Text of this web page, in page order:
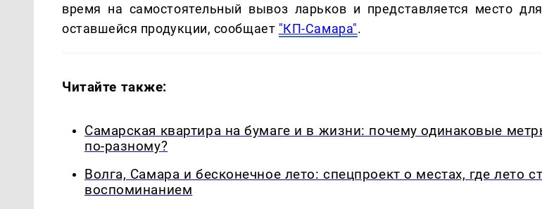
время на самостоятельный вывоз ларьков и представляется место
оставшейся продукции, сообщает "КП-Самара".
Читайте также:
Самарская квартира на бумаге и в жизни: почему одинаковые
по-разному?
Волга, Самара и бесконечное лето: спецпроект о местах, где лето
воспоминанием